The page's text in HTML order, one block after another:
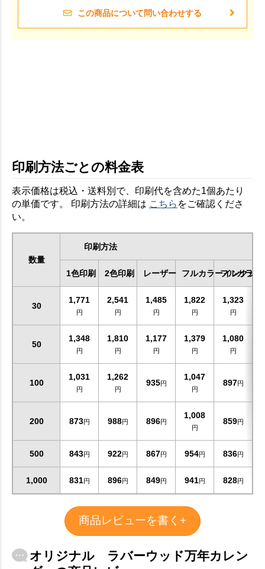
この商品について問い合わせする
印刷方法ごとの料金表
表示価格は税込・送料別で、印刷代を含めた1個あたり
の単価です。 印刷方法の詳細は こちら をご確認くださ
い。
数量
印刷方法
1色印刷 2色印刷 レーザー フルカラーインクジ
フルカラー
30
1,771
円
2,541
円
1,485
円
1,822
円
1,323
円
50
1,348
円
1,810
円
1,177
円
1,379
円
1,080
円
100
1,031
円
1,262
円
935円
1,047
円
897円
200 873円 988円 896円
1,008
円
859円
500 843円 922円 867円 954円 836円
1,000 831円 896円 849円 941円 828円
商品レビューを書く+
オリジナル ラバーウッド万年カレン